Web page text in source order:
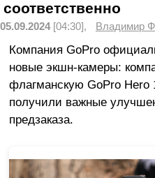
соответственно
05.09.2024[04:30], Владимир
Компания GoPro
новые экшн-камеры:
флагманскую GoPro Hero
получили важные
предзаказа.